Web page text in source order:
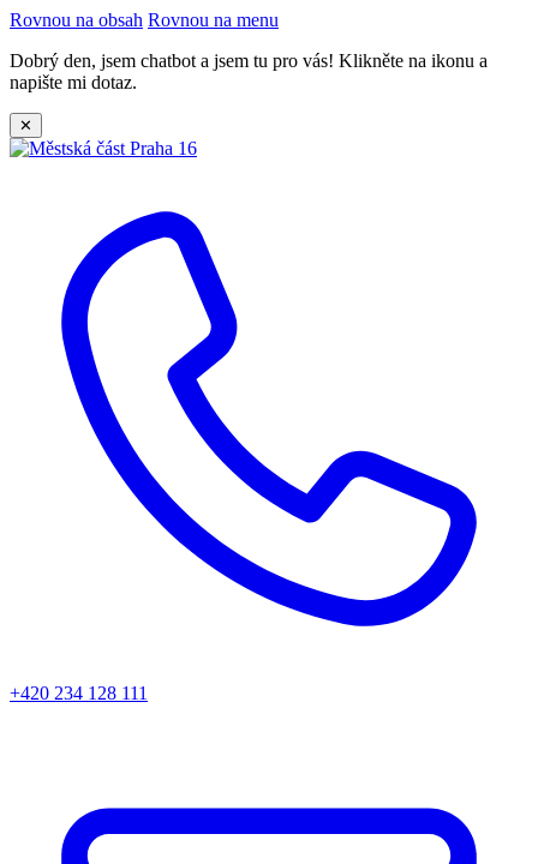
Rovnou na obsah Rovnou na menu
Dobrý den, jsem chatbot a jsem tu pro vás! Klikněte na ikonu a
napište mi dotaz.
✕
+420 234 128 111